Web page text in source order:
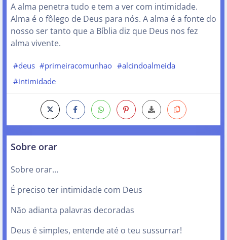
A alma penetra tudo e tem a ver com intimidade.
Alma é o fôlego de Deus para nós. A alma é a fonte do
nosso ser tanto que a Bíblia diz que Deus nos fez
alma vivente.
#deus #primeiracomunhao #alcindoalmeida
#intimidade
Sobre orar
Sobre orar…
É preciso ter intimidade com Deus
Não adianta palavras decoradas
Deus é simples, entende até o teu sussurrar!